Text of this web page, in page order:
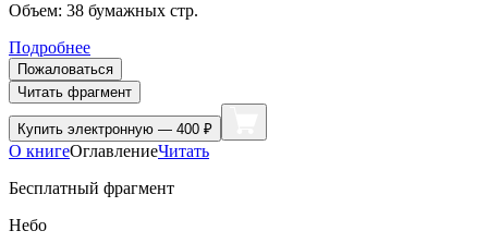
Объем: 38 бумажных стр.
Подробнее
Пожаловаться
Читать фрагмент
Купить электронную — 400 ₽
О книгеОглавлениеЧитать
Бесплатный фрагмент
Небо